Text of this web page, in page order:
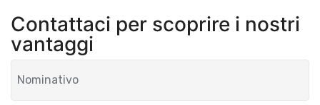
Contattaci per scoprire i nostri
vantaggi